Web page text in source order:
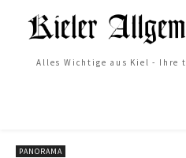
Alles Wichtige aus Kiel - Ihre
PANORAMA